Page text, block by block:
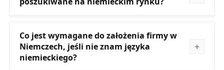
Co jest wymagane do założenia firmy w
Niemczech, jeśli nie znam języka
niemieckiego?